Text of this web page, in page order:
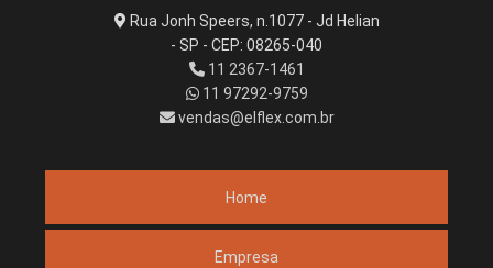
Rua Jonh Speers, n.1077 - Jd Helian
- SP - CEP: 08265-040
11 2367-1461
11 97292-9759
vendas@elflex.com.br
Home
Empresa